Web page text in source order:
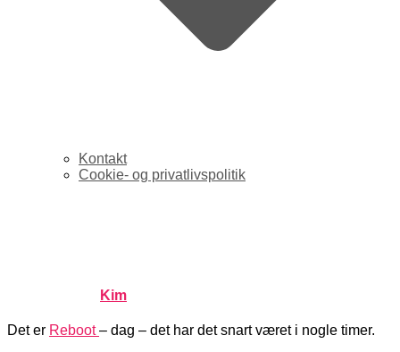
Kontakt
Cookie- og privatlivspolitik
Kim
Det er Reboot– dag – det har det snart været i nogle timer.